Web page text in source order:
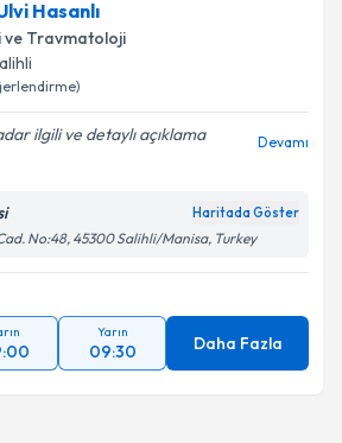
Hasanlı
Travmatoloji
ilgili ve detaylı açıklama
Devamı
Haritada Göster
No:48, 45300 Salihli/Manisa, Turkey
Yarın
09:30 Daha Fazla